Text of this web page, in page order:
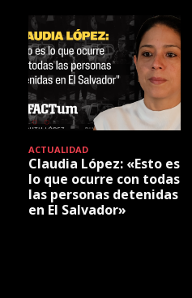
ACTUALIDAD
Claudia López: «Esto es
lo que ocurre con todas
las personas detenidas
en El Salvador»